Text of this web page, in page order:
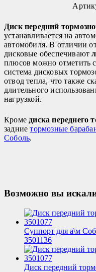
Диск передний
устанавливается на
автомобиля. В отличии
дисковые обеспечивают
плюсов можно отметить
система дисковых
отвод тепла, что также
длительного
нагрузкой.
Кроме диска переднего
задниетормозные
Соболь.
Возможно вы
Суппорт для а\м
3501136
Диск передний